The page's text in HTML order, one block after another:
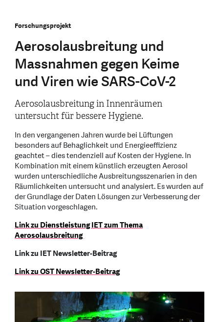
Forschungsprojekt
Aerosolausbreitung und
Massnahmen gegen Keime
und Viren wie SARS-CoV-2
Aerosolausbreitung in Innenräumen
untersucht für bessere Hygiene.
In den vergangenen Jahren wurde bei Lüftungen
besonders auf Behaglichkeit und Energieeffizienz
geachtet – dies tendenziell auf Kosten der Hygiene. In
Kombination mit einem künstlich erzeugten Aerosol
wurden unterschiedliche Ausbreitungsszenarien in den
Räumlichkeiten untersucht und analysiert. Es wurden auf
der Grundlage der Daten Lösungen zur Verbesserung der
Situation vorgeschlagen.
Link zu Dienstleistung IET zum Thema
Aerosolausbreitung
Link zu IET Newsletter-Beitrag
Link zu OST Newsletter-Beitrag